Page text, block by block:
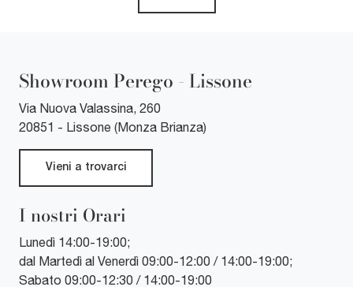
Showroom Perego - Lissone
Via Nuova Valassina, 260
20851 - Lissone (Monza Brianza)
Vieni a trovarci
I nostri Orari
Lunedì 14:00-19:00;
dal Martedì al Venerdì 09:00-12:00 / 14:00-19:00;
Sabato 09:00-12:30 / 14:00-19:00